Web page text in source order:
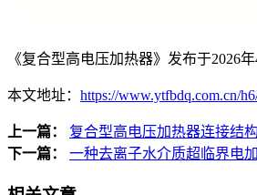
《复合型高电压加热器》发布于2026年
本文地址： https://www.ytfbdq.com.cn/
上一篇：
复合型高电压加热器连接结构
下一篇：
一种去离子水介质超临界电